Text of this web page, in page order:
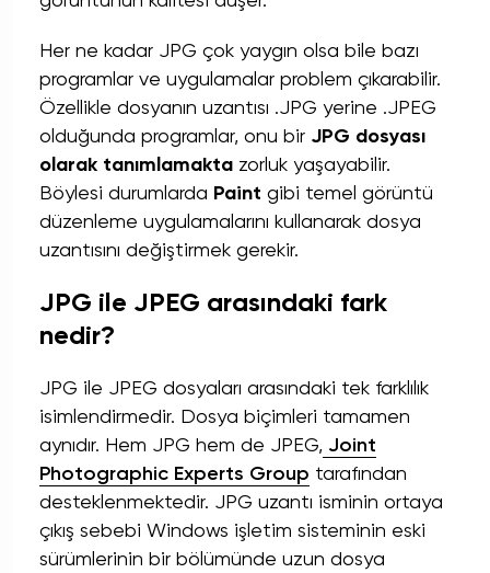
Her ne kadar JPG çok yaygın olsa bile bazı
programlar ve uygulamalar problem çıkarabilir.
Özellikle dosyanın uzantısı .JPG yerine .JPEG
olduğunda programlar, onu bir JPG dosyası
olarak tanımlamakta zorluk yaşayabilir.
Böylesi durumlarda Paint gibi temel görüntü
düzenleme uygulamalarını kullanarak dosya
uzantısını değiştirmek gerekir.
JPG ile JPEG arasındaki fark
nedir?
JPG ile JPEG dosyaları arasındaki tek farklılık
isimlendirmedir. Dosya biçimleri tamamen
aynıdır. Hem JPG hem de JPEG, Joint
Photographic Experts Group tarafından
desteklenmektedir. JPG uzantı isminin ortaya
çıkış sebebi Windows işletim sisteminin eski
sürümlerinin bir bölümünde uzun dosya